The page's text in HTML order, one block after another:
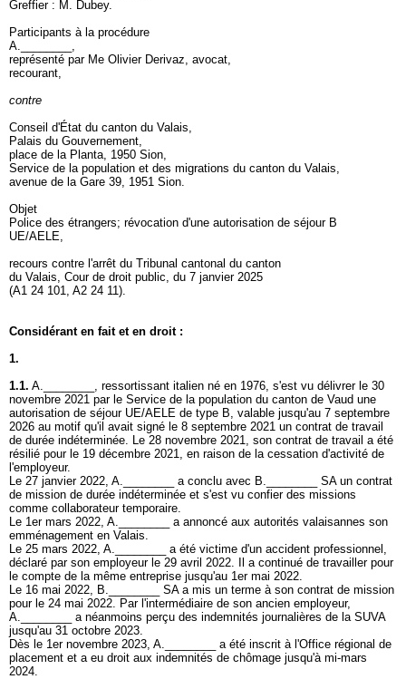
Greffier : M. Dubey.
Participants à la procédure
A.________,
représenté par Me Olivier Derivaz, avocat,
recourant,
contre
Conseil d'État du canton du Valais,
Palais du Gouvernement,
place de la Planta, 1950 Sion,
Service de la population et des migrations du canton du Valais,
avenue de la Gare 39, 1951 Sion.
Objet
Police des étrangers; révocation d'une autorisation de séjour B
UE/AELE,
recours contre l'arrêt du Tribunal cantonal du canton
du Valais, Cour de droit public, du 7 janvier 2025
(A1 24 101, A2 24 11).
Considérant en fait et en droit :
1.
1.1. A.________, ressortissant italien né en 1976, s'est vu délivrer le 30
novembre 2021 par le Service de la population du canton de Vaud une
autorisation de séjour UE/AELE de type B, valable jusqu'au 7 septembre
2026 au motif qu'il avait signé le 8 septembre 2021 un contrat de travail
de durée indéterminée. Le 28 novembre 2021, son contrat de travail a été
résilié pour le 19 décembre 2021, en raison de la cessation d'activité de
l'employeur.
Le 27 janvier 2022, A.________ a conclu avec B.________ SA un contrat
de mission de durée indéterminée et s'est vu confier des missions
comme collaborateur temporaire.
Le 1er mars 2022, A.________ a annoncé aux autorités valaisannes son
emménagement en Valais.
Le 25 mars 2022, A.________ a été victime d'un accident professionnel,
déclaré par son employeur le 29 avril 2022. Il a continué de travailler pour
le compte de la même entreprise jusqu'au 1er mai 2022.
Le 16 mai 2022, B.________ SA a mis un terme à son contrat de mission
pour le 24 mai 2022. Par l'intermédiaire de son ancien employeur,
A.________ a néanmoins perçu des indemnités journalières de la SUVA
jusqu'au 31 octobre 2023.
Dès le 1er novembre 2023, A.________ a été inscrit à l'Office régional de
placement et a eu droit aux indemnités de chômage jusqu'à mi-mars
2024.